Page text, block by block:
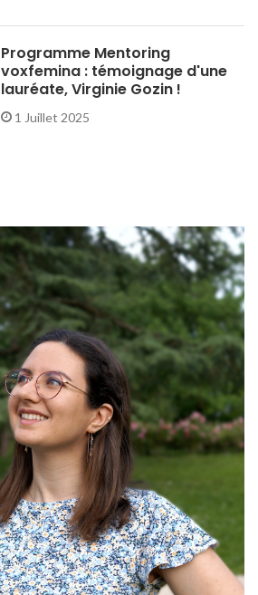
Programme Mentoring
voxfemina : témoignage d'une
lauréate, Virginie Gozin !
1 Juillet 2025